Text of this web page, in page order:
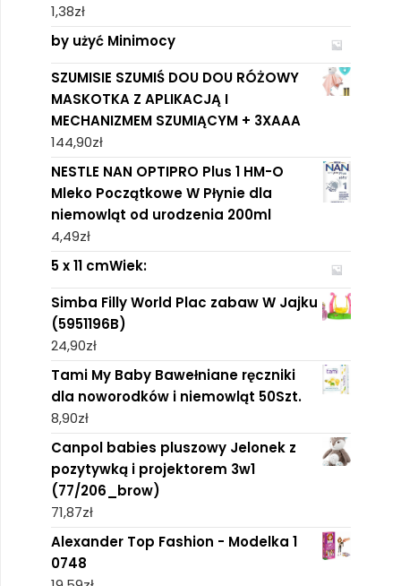
1,38zł
by użyć Minimocy
SZUMISIE SZUMIŚ DOU DOU RÓŻOWY
MASKOTKA Z APLIKACJĄ I
MECHANIZMEM SZUMIĄCYM + 3XAAA
144,90zł
NESTLE NAN OPTIPRO Plus 1 HM-O
Mleko Początkowe W Płynie dla
niemowląt od urodzenia 200ml
4,49zł
5 x 11 cmWiek:
Simba Filly World Plac zabaw W Jajku
(5951196B)
24,90zł
Tami My Baby Bawełniane ręczniki
dla noworodków i niemowląt 50Szt.
8,90zł
Canpol babies pluszowy Jelonek z
pozytywką i projektorem 3w1
(77/206_brow)
71,87zł
Alexander Top Fashion - Modelka 1
0748